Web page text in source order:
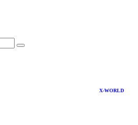
X-WORLD